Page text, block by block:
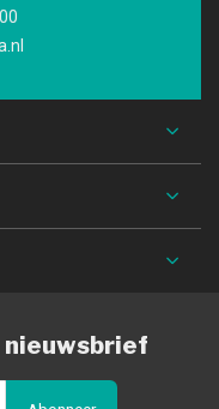
nieuwsbrief